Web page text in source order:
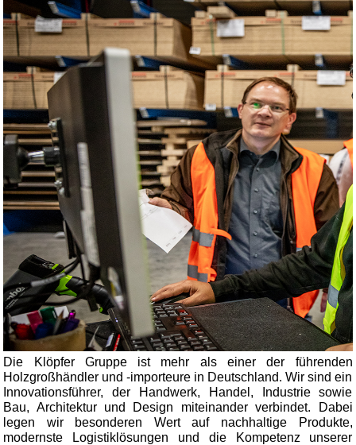
Die Klöpfer Gruppe ist mehr als einer der führenden
Holzgroßhändler und -importeure in Deutschland. Wir sind ein
Innovationsführer, der Handwerk, Handel, Industrie sowie
Bau, Architektur und Design miteinander verbindet. Dabei
legen wir besonderen Wert auf nachhaltige Produkte,
modernste Logistiklösungen und die Kompetenz unserer